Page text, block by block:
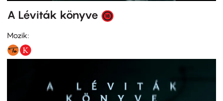
A Léviták könyve
Mozik: